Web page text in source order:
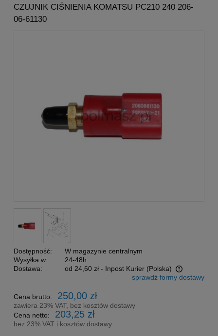
CZUJNIK CIŚNIENIA KOMATSU PC210 240 206-
06-61130
Dostępność:
W magazynie centralnym
Wysyłka w:
24-48h
Dostawa:
od 24,60 zł - Inpost Kurier (Polska)
Cena nie zawiera ewentualnych kosztów płatnościsprawdź formy dostawy
Cena brutto: 250,00 zł
zawiera 23% VAT, bez kosztów dostawy
Cena netto:
203,25 zł
bez 23% VAT i kosztów dostawy